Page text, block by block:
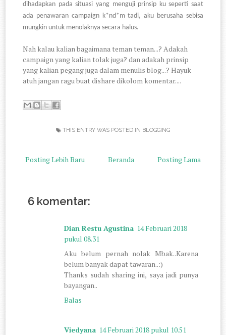
dihadapkan pada situasi yang menguji prinsip ku seperti saat
ada penawaran campaign k*nd*m tadi, aku berusaha sebisa
mungkin untuk menolaknya secara halus.
Nah kalau kalian bagaimana teman teman...? Adakah
campaign yang kalian tolak juga? dan adakah prinsip
yang kalian pegang juga dalam menulis blog...? Hayuk
atuh jangan ragu buat dishare dikolom komentar....
THIS ENTRY WAS POSTED IN BLOGGING
Posting Lebih Baru Posting Lama
Beranda
6 komentar:
Dian Restu Agustina 14 Februari 2018
pukul 08.31
Aku belum pernah nolak Mbak..Karena
belum banyak dapat tawaran..:)
Thanks sudah sharing ini, saya jadi punya
bayangan..
Balas
Viedyana 14 Februari 2018 pukul 10.51